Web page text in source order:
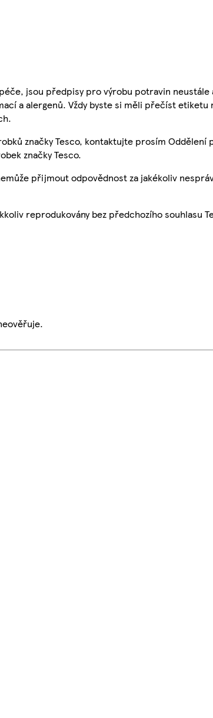
jsou předpisy pro výrobu potravin neustále
a alergenů. Vždy byste si měli přečíst etiketu
značky Tesco, kontaktujte prosím Oddělení
značky Tesco.
přijmout odpovědnost za jakékoliv
reprodukovány bez předchozího souhlasu